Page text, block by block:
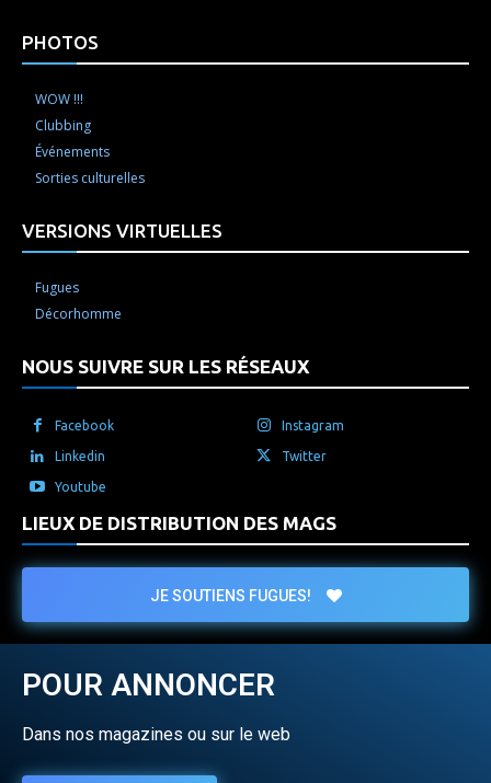
PHOTOS
WOW !!!
Clubbing
Événements
Sorties culturelles
VERSIONS VIRTUELLES
Fugues
Décorhomme
NOUS SUIVRE SUR LES RÉSEAUX
Facebook Instagram
Linkedin Twitter
Youtube
LIEUX DE DISTRIBUTION DES MAGS
JE SOUTIENS FUGUES!
POUR ANNONCER
Dans nos magazines ou sur le web